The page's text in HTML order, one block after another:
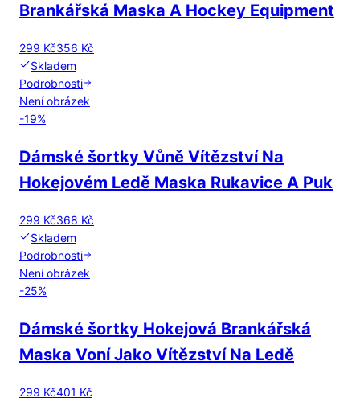
Brankářská Maska A Hockey Equipment
299 Kč356 Kč
Skladem
Podrobnosti
Není obrázek
-19%
Dámské šortky Vůně Vítězství Na
Hokejovém Ledě Maska Rukavice A Puk
299 Kč368 Kč
Skladem
Podrobnosti
Není obrázek
-25%
Dámské šortky Hokejová Brankářská
Maska Voní Jako Vítězství Na Ledě
299 Kč401 Kč